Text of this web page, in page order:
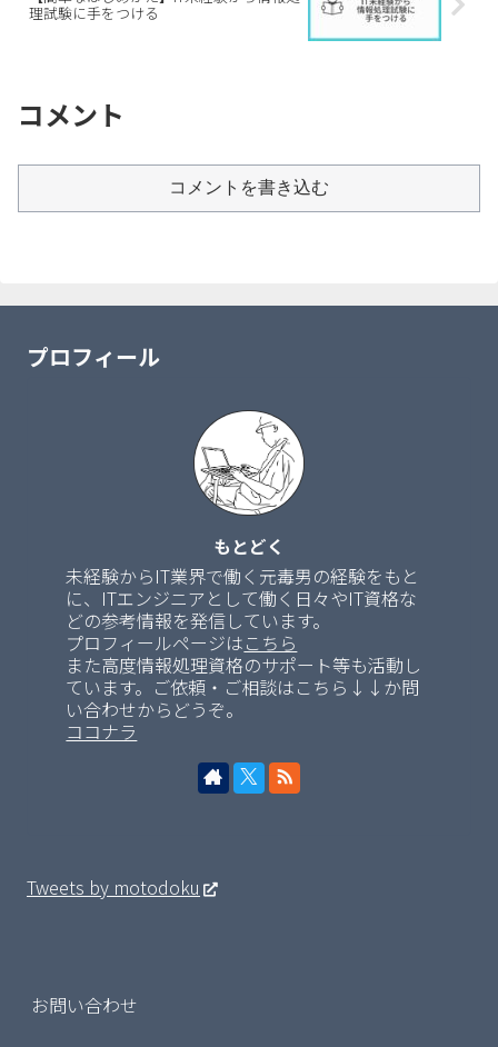
理試験に手をつける
コメント
コメントを書き込む
プロフィール
もとどく
未経験からIT業界で働く元毒男の経験をもと
に、ITエンジニアとして働く日々やIT資格な
どの参考情報を発信しています。
プロフィールページはこちら
また高度情報処理資格のサポート等も活動し
ています。ご依頼・ご相談はこちら↓↓か問
い合わせからどうぞ。
ココナラ
Tweets by motodoku
お問い合わせ